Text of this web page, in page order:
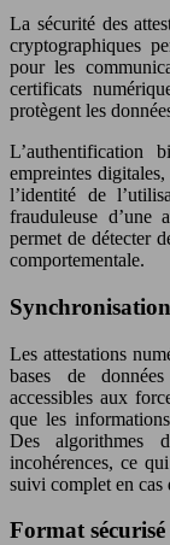
La sécurité des
cryptographiques
pour les
certificats
protègent les
L’authentification
empreintes
l’identité de
frauduleuse d’une
permet de détecter
comportementale.
Synchronisation
Les attestations
bases de
accessibles aux
que les
Des algorithmes
incohérences, ce
suivi complet en cas
Format